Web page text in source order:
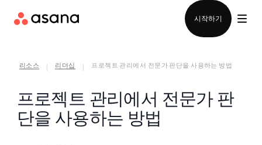
시작하기
리소스 리더십 프로젝트 관리에서 전문가 판단을 사용하는 방법
프로젝트 관리에서 전문가 판
단을 사용하는 방법